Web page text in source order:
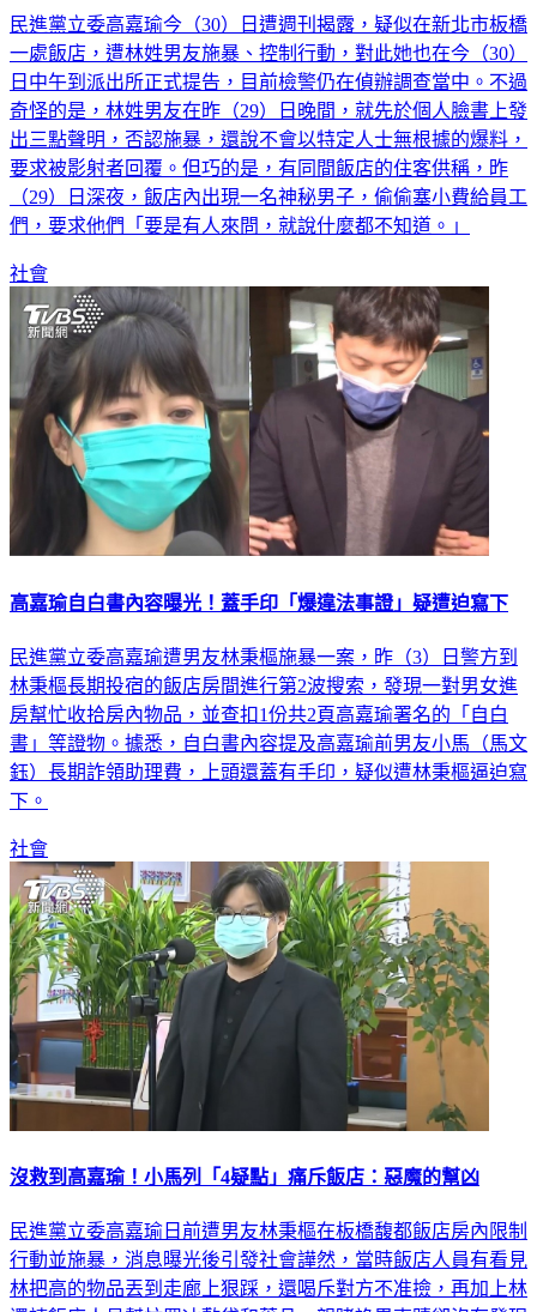
民進黨立委高嘉瑜今（30）日遭週刊揭露，疑似在新北市板橋
一處飯店，遭林姓男友施暴、控制行動，對此她也在今（30）
日中午到派出所正式提告，目前檢警仍在偵辦調查當中。不過
奇怪的是，林姓男友在昨（29）日晚間，就先於個人臉書上發
出三點聲明，否認施暴，還說不會以特定人士無根據的爆料，
要求被影射者回覆。但巧的是，有同間飯店的住客供稱，昨
（29）日深夜，飯店內出現一名神秘男子，偷偷塞小費給員工
們，要求他們「要是有人來問，就說什麼都不知道。」
社會
高嘉瑜自白書內容曝光！蓋手印「爆違法事證」疑遭迫寫下
民進黨立委高嘉瑜遭男友林秉樞施暴一案，昨（3）日警方到
林秉樞長期投宿的飯店房間進行第2波搜索，發現一對男女進
房幫忙收拾房內物品，並查扣1份共2頁高嘉瑜署名的「自白
書」等證物。據悉，自白書內容提及高嘉瑜前男友小馬（馬文
鈺）長期詐領助理費，上頭還蓋有手印，疑似遭林秉樞逼迫寫
下。
社會
沒救到高嘉瑜！小馬列「4疑點」痛斥飯店：惡魔的幫凶
民進黨立委高嘉瑜日前遭男友林秉樞在板橋馥都飯店房內限制
行動並施暴，消息曝光後引發社會譁然，當時飯店人員有看見
林把高的物品丟到走廊上狠踩，還喝斥對方不准撿，再加上林